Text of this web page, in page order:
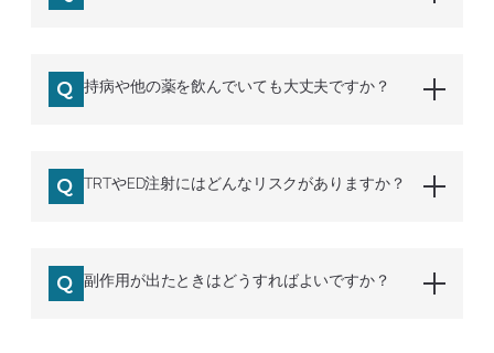
持病や他の薬を飲んでいても大丈夫ですか？
TRTやED注射にはどんなリスクがありますか？
副作用が出たときはどうすればよいですか？